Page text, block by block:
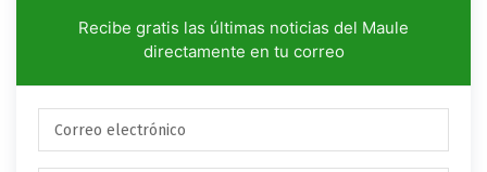
Recibe gratis las últimas noticias del Maule
directamente en tu correo